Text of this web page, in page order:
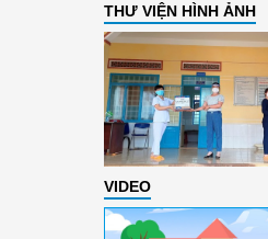
THƯ VIỆN HÌNH ẢNH
VIDEO